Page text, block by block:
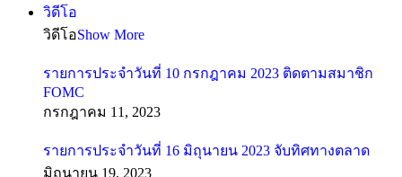
วิดีโอ
วิดีโอShow More
รายการประจำวันที่ 10 กรกฎาคม 2023 ติดตามสมาชิก
FOMC
กรกฎาคม 11, 2023
รายการประจำวันที่ 16 มิถุนายน 2023 จับทิศทางตลาด
มิถุนายน 19, 2023